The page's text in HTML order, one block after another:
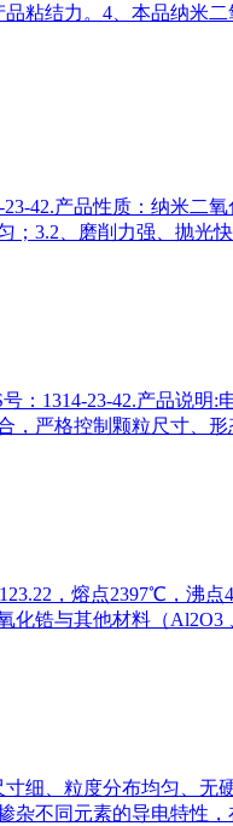
粘结力。4、本品纳米
42.产品性质：纳米二
3.2、磨削力强、抛光
：1314-23-42.产品说
严格控制颗粒尺寸、
，熔点2397℃，沸
锆与其他材料（
细、粒度分布均匀、
不同元素的导电特性